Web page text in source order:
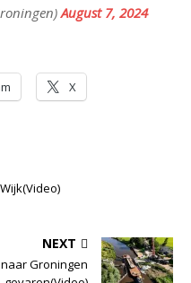
August 7, 2024
X
NEXT
Groningen